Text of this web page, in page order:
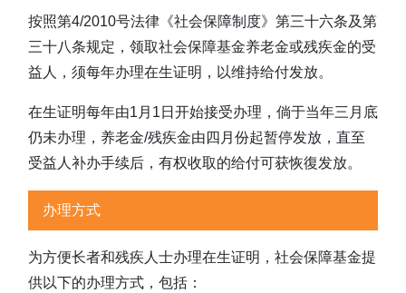
其他专题网站
返回社会保障基金主页
按照第4/2010号法律《社会保障制度》第三十六条及第
三十八条规定，领取社会保障基金养老金或残疾金的受
益人，须每年办理在生证明，以维持给付发放。
在生证明每年由1月1日开始接受办理，倘于当年三月底
仍未办理，养老金/残疾金由四月份起暂停发放，直至
受益人补办手续后，有权收取的给付可获恢復发放。
办理方式
为方便长者和残疾人士办理在生证明，社会保障基金提
供以下的办理方式，包括：